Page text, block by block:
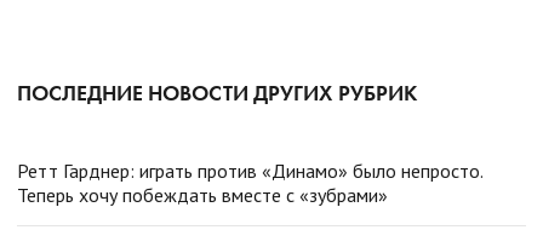
ПОСЛЕДНИЕ НОВОСТИ ДРУГИХ РУБРИК
Ретт Гарднер: играть против «Динамо» было непросто.
Теперь хочу побеждать вместе с «зубрами»